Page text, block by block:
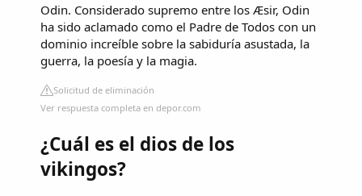
Odin. Considerado supremo entre los Æsir, Odin
ha sido aclamado como el Padre de Todos con un
dominio increíble sobre la sabiduría asustada, la
guerra, la poesía y la magia.
Solicitud de eliminación
Ver respuesta completa en depor.com
¿Cuál es el dios de los
vikingos?